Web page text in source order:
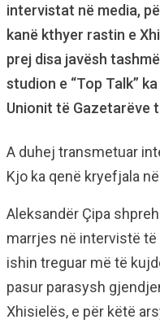
intervistat në media,
kanë kthyer rastin e
prej disa javësh
studion e “Top Talk”
Unionit të Gazetarëve
A duhej transmetuar
Kjo ka qenë kryefjala
Aleksandër Çipa
marrjes në intervistë
ishin treguar më të
pasur parasysh
Xhisielës, e për këtë